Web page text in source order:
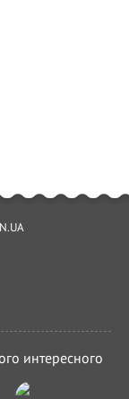
интересного